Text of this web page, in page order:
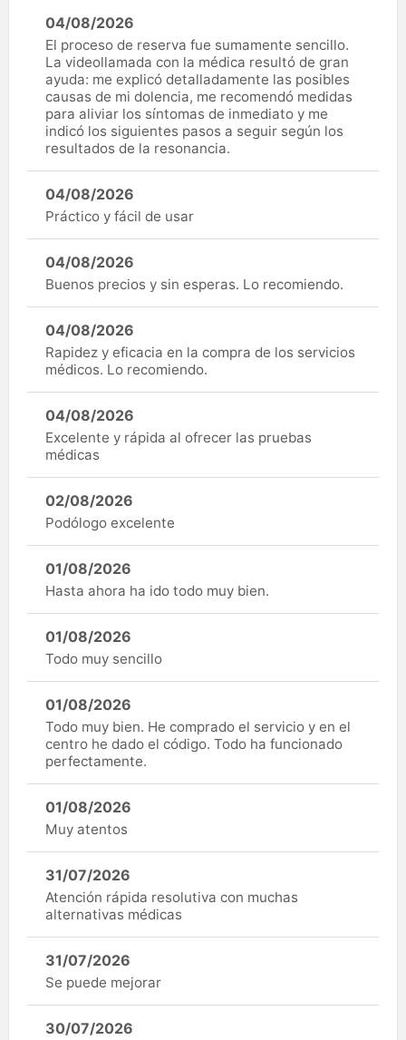
04/08/2026
El proceso de reserva fue sumamente sencillo.
La videollamada con la médica resultó de gran
ayuda: me explicó detalladamente las posibles
causas de mi dolencia, me recomendó medidas
para aliviar los síntomas de inmediato y me
indicó los siguientes pasos a seguir según los
resultados de la resonancia.
04/08/2026
Práctico y fácil de usar
04/08/2026
Buenos precios y sin esperas. Lo recomiendo.
04/08/2026
Rapidez y eficacia en la compra de los servicios
médicos. Lo recomiendo.
04/08/2026
Excelente y rápida al ofrecer las pruebas
médicas
02/08/2026
Podólogo excelente
01/08/2026
Hasta ahora ha ido todo muy bien.
01/08/2026
Todo muy sencillo
01/08/2026
Todo muy bien. He comprado el servicio y en el
centro he dado el código. Todo ha funcionado
perfectamente.
01/08/2026
Muy atentos
31/07/2026
Atención rápida resolutiva con muchas
alternativas médicas
31/07/2026
Se puede mejorar
30/07/2026